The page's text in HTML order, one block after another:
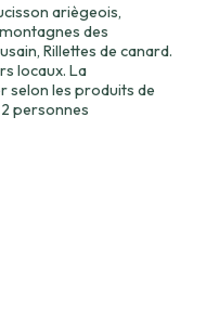
ariègeois,
des
Rillettes de canard.
locaux. La
selon les produits de
personnes